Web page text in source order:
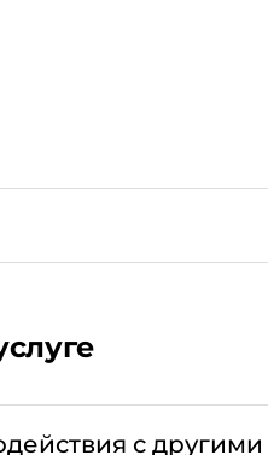
с другими